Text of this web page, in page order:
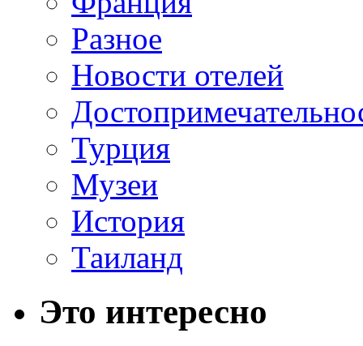
Разное
Новости отелей
Турция
Музеи
История
Таиланд
Это интересно